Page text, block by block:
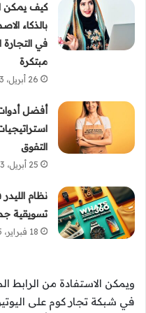
كيف يمكن
بالذكاء
في التجارة
مبتكرة
26 أبريل، 2023
أفضل
التفوق
25 أبريل، 2023
نظام
تسويقية
18 فبراير، 2025
ويمكن الاستفادة من
في شبكة تجار كوم على